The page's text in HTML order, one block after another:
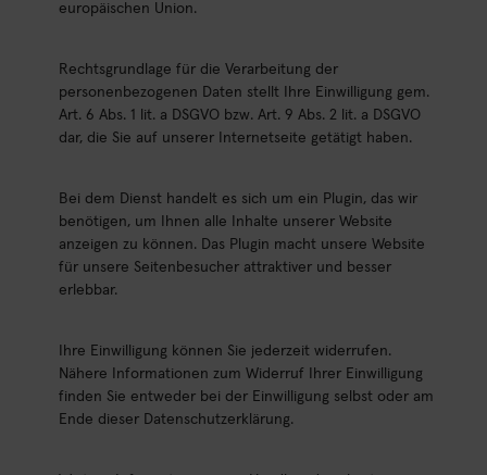
europäischen Union.
Rechtsgrundlage für die Verarbeitung der
personenbezogenen Daten stellt Ihre Einwilligung gem.
Art. 6 Abs. 1 lit. a DSGVO bzw. Art. 9 Abs. 2 lit. a DSGVO
dar, die Sie auf unserer Internetseite getätigt haben.
Bei dem Dienst handelt es sich um ein Plugin, das wir
benötigen, um Ihnen alle Inhalte unserer Website
anzeigen zu können. Das Plugin macht unsere Website
für unsere Seitenbesucher attraktiver und besser
erlebbar.
Ihre Einwilligung können Sie jederzeit widerrufen.
Nähere Informationen zum Widerruf Ihrer Einwilligung
finden Sie entweder bei der Einwilligung selbst oder am
Ende dieser Datenschutzerklärung.